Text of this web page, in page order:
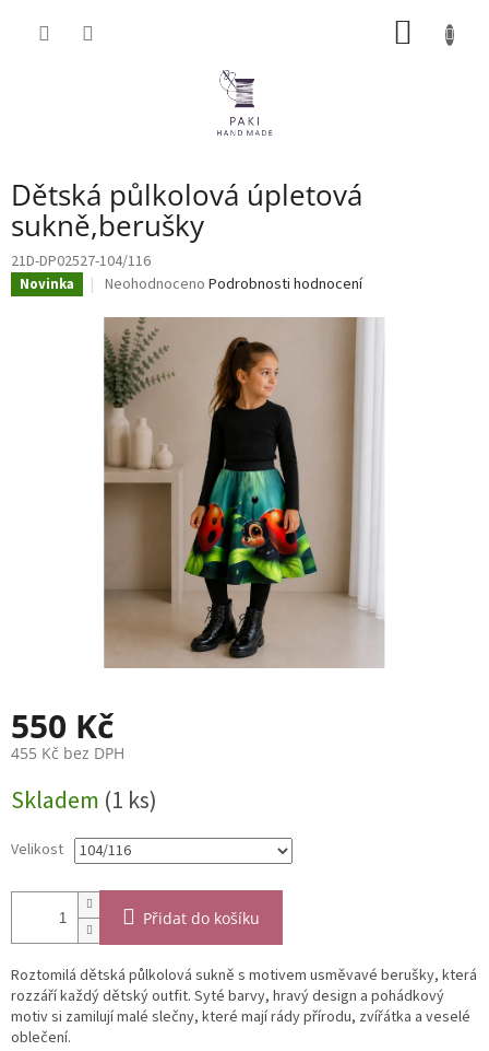
Dětská půlkolová úpletová
sukně,berušky
21D-DP02527-104/116
Novinka
Průměrné
produktu
je
0,0
z
5
hvězdiček.
Neohodnoceno Podrobnosti hodnocení
550 Kč
455 Kč bez DPH
cena:
Skladem (1 ks)
Velikost
Přidat do košíku
Roztomilá dětská půlkolová sukně s motivem usměvavé berušky, která
rozzáří každý dětský outfit. Syté barvy, hravý design a pohádkový
motiv si zamilují malé slečny, které mají rády přírodu, zvířátka a veselé
oblečení.